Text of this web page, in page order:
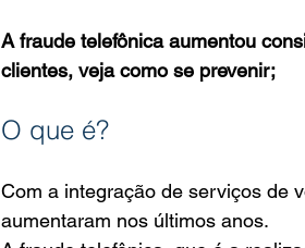
A fraude telefônica aumentou
clientes, veja como se prevenir;
O que é?
Com a integração de serviços de
aumentaram nos últimos anos.